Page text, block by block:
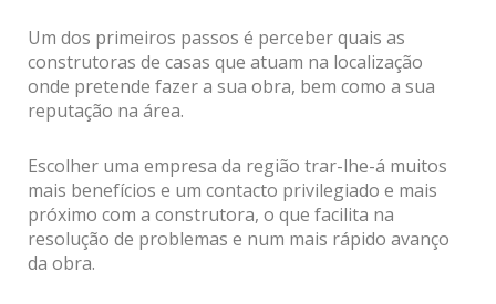
Um dos primeiros passos é perceber quais as
construtoras de casas que atuam na localização
onde pretende fazer a sua obra, bem como a sua
reputação na área.
Escolher uma empresa da região trar-lhe-á muitos
mais benefícios e um contacto privilegiado e mais
próximo com a construtora, o que facilita na
resolução de problemas e num mais rápido avanço
da obra.